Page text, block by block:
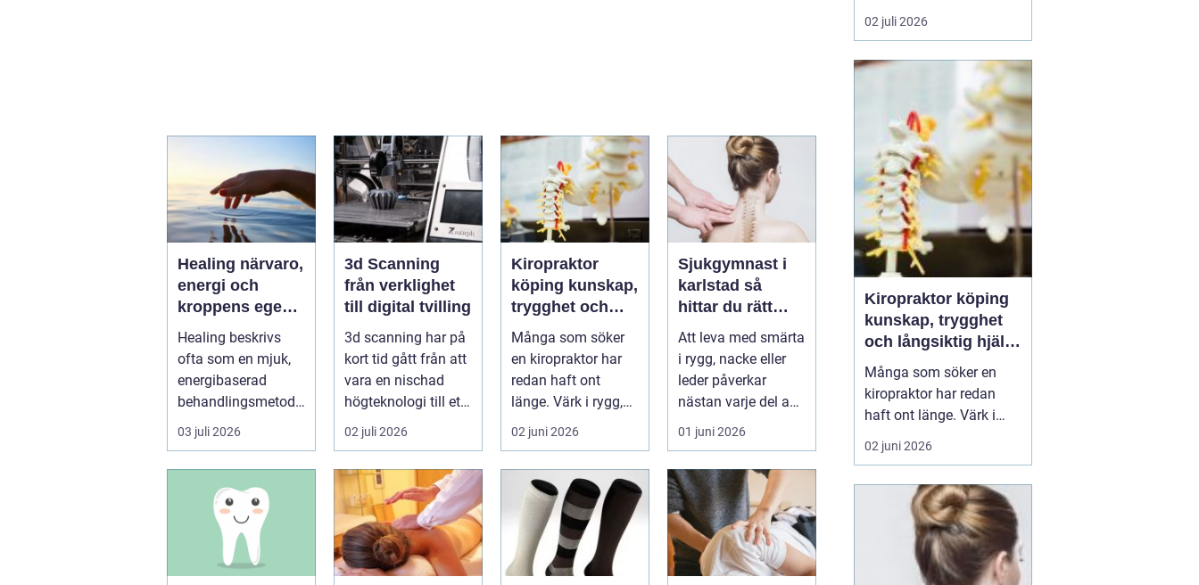
Healing närvaro,
energi och
kroppens egen
förmåga att läka
Healing beskrivs
ofta som en mjuk,
energibaserad
behandlingsmetod
som stödjer
kroppens egen
läknings...
03 juli 2026
3d Scanning
från verklighet
till digital tvilling
3d scanning har på
kort tid gått från att
vara en nischad
högteknologi till ett
praktiskt verktyg
fö...
02 juli 2026
Kiropraktor
köping kunskap,
trygghet och
långsiktig hjälp
för ryggen
Många som söker
en kiropraktor har
redan haft ont
länge. Värk i rygg,
nacke eller huvud
blir lätt en...
02 juni 2026
Sjukgymnast i
karlstad så
hittar du rätt
hjälp för smärta
och besvär
Att leva med smärta
i rygg, nacke eller
leder påverkar
nästan varje del av
vardagen. En
person som s...
01 juni 2026
ett praktiskt verktyg för
företag, fastighetsägare
verkligheten med laser
och kamera skapas...
02 juli 2026
Kiropraktor köping
kunskap, trygghet
och långsiktig hjälp
för ryggen
Många som söker en
kiropraktor har redan
haft ont länge. Värk i
rygg, nacke eller huvud
blir lätt en del av
låser sig helt eller
smärtan gör det svårt att
jobba, sova eller träna.
För den som letar efter
02 juni 2026